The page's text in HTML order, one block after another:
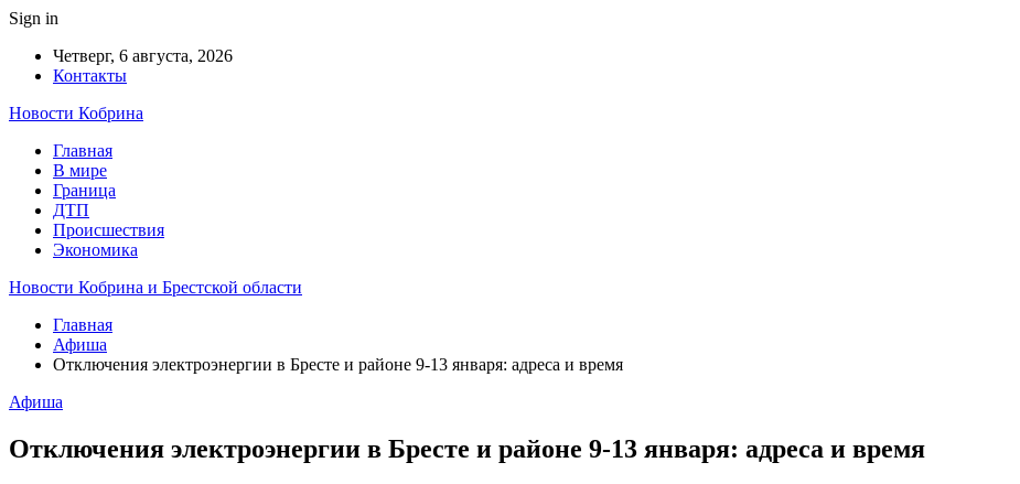
Sign in
Четверг, 6 августа, 2026
Контакты
Новости Кобрина
Главная
В мире
Граница
ДТП
Происшествия
Экономика
Новости Кобрина и Брестской области
Главная
Афиша
Отключения электроэнергии в Бресте и районе 9-13 января: адреса и время
Афиша
Отключения электроэнергии в Бресте и районе 9-13 января: адреса и время